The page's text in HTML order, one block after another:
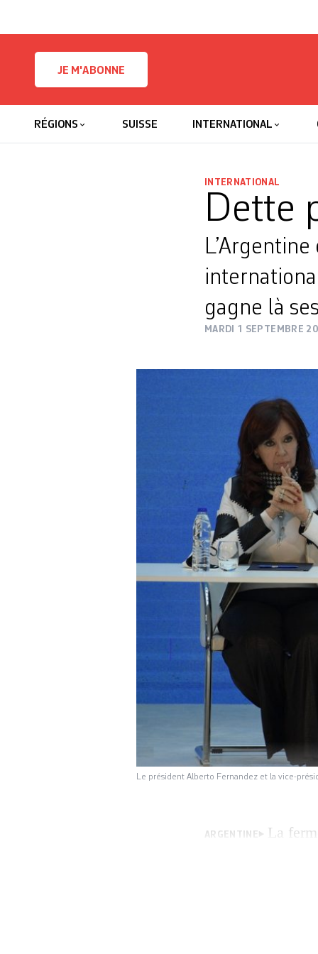
JE M'ABONNE
RÉGIONS SUISSE INTERNATIONAL
INTERNATIONAL
Dette
gagne là
MARDI 1 SEPTEMBRE
Le président Alberto Fernandez et la vice-
ARGENTINE
La